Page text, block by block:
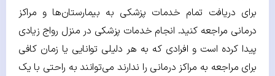
برای دریافت تمام خدمات پزشکی به بیمارستان‌ها و مراکز
درمانی مراجعه کنید. انجام خدمات پزشکی در منزل رواج زیادی
پیدا کرده است و افرادی که به هر دلیلی توانایی یا زمان کافی
برای مراجعه به مراکز درمانی را ندارند می‌توانند به راحتی با یک